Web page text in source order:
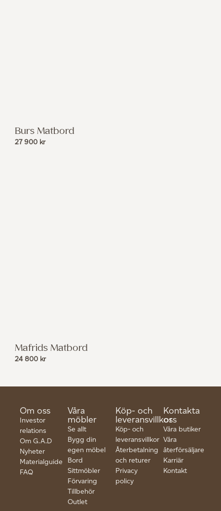
Burs Matbord
27 900 kr
Mafrids Matbord
24 800 kr
Om oss
Investor
relations
Om G.A.D
Nyheter
Materialguide
FAQ
Våra
möbler
Se allt
Bygg din
egen möbel
Bord
Sittmöbler
Förvaring
Tillbehör
Outlet
Köp- och
leveransvillkor
Köp- och
leveransvillkor
Återbetalning
och returer
Privacy
policy
Kontakta
oss
Våra butiker
Våra
återförsäljare
Karriär
Kontakt